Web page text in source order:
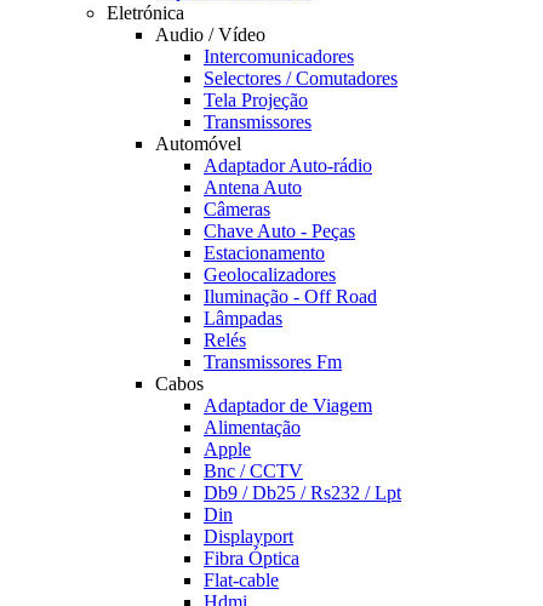
Eletrónica
Audio / Vídeo
Intercomunicadores
Selectores / Comutadores
Tela Projeção
Transmissores
Automóvel
Adaptador Auto-rádio
Antena Auto
Câmeras
Chave Auto - Peças
Estacionamento
Geolocalizadores
Iluminação - Off Road
Lâmpadas
Relés
Transmissores Fm
Cabos
Adaptador de Viagem
Alimentação
Apple
Bnc / CCTV
Db9 / Db25 / Rs232 / Lpt
Din
Displayport
Fibra Óptica
Flat-cable
Hdmi